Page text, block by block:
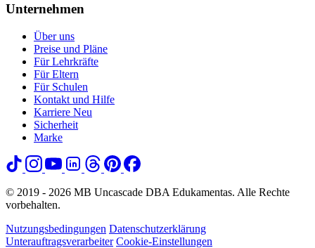
Unternehmen
Über uns
Preise und Pläne
Für Lehrkräfte
Für Eltern
Für Schulen
Kontakt und Hilfe
Karriere Neu
Sicherheit
Marke
© 2019 - 2026 MB Uncascade DBA Edukamentas. Alle Rechte
vorbehalten.
Nutzungsbedingungen Datenschutzerklärung
Unterauftragsverarbeiter Cookie-Einstellungen